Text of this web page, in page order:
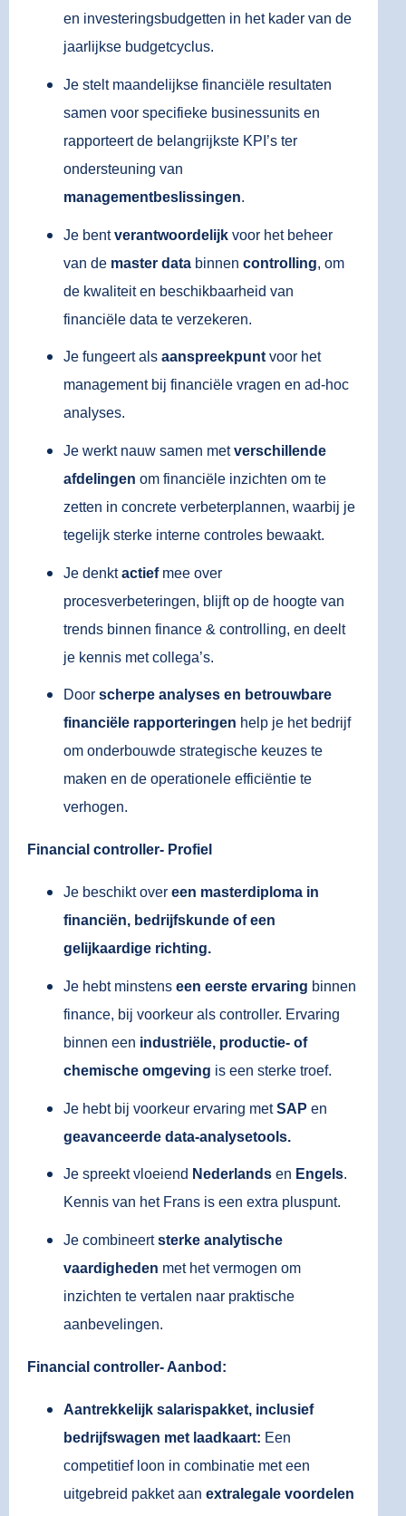
en investeringsbudgetten in het kader van de
jaarlijkse budgetcyclus.
Je stelt maandelijkse financiële resultaten
samen voor specifieke businessunits en
rapporteert de belangrijkste KPI’s ter
ondersteuning van
managementbeslissingen.
Je bentverantwoordelijk voor het beheer
van de master data binnen controlling, om
de kwaliteit en beschikbaarheid van
financiële data te verzekeren.
Je fungeert als aanspreekpunt voor het
management bij financiële vragen en ad-hoc
analyses.
Je werkt nauw samen metverschillende
afdelingen om financiële inzichten om te
zetten in concrete verbeterplannen, waarbij je
tegelijk sterke interne controles bewaakt.
Je denktactiefmee over
procesverbeteringen, blijft op de hoogte van
trends binnen finance & controlling, en deelt
je kennis met collega’s.
Door scherpe analyses en betrouwbare
financiële rapporteringen help je het bedrijf
om onderbouwde strategische keuzes te
maken en de operationele efficiëntie te
verhogen.
Financial controller- Profiel
Je beschikt over een masterdiploma in
financiën, bedrijfskunde of een
gelijkaardige richting.
Je hebt minstens een eerste ervaring binnen
finance, bij voorkeur als controller. Ervaring
binnen een industriële, productie- of
chemische omgeving is een sterke troef.
Je hebt bij voorkeur ervaring metSAP en
geavanceerde data-analysetools.
Je spreekt vloeiend Nederlands en Engels.
Kennis van het Frans is een extra pluspunt.
Je combineertsterke analytische
vaardigheden met het vermogen om
inzichten te vertalen naar praktische
aanbevelingen.
Financial controller- Aanbod:
Aantrekkelijk salarispakket, inclusief
bedrijfswagen met laadkaart: Een
competitief loon in combinatie met een
uitgebreid pakket aan extralegale voordelen